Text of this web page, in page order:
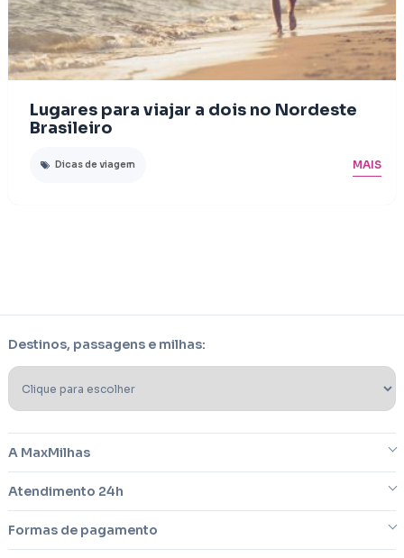
Lugares para viajar a dois no Nordeste
Brasileiro
Dicas de viagem MAIS
Destinos, passagens e milhas:
A MaxMilhas
Atendimento 24h
Formas de pagamento